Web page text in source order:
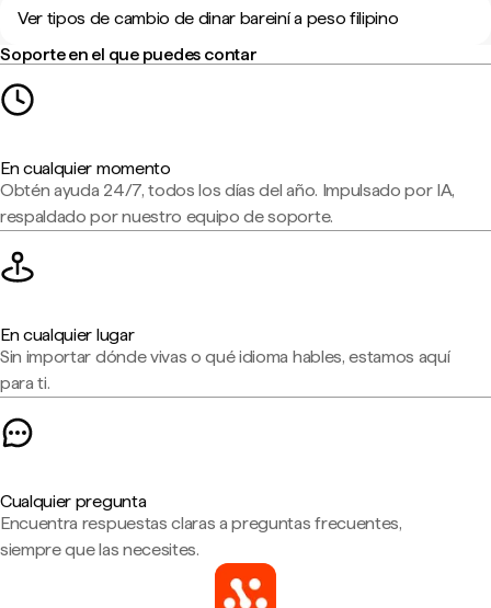
Ver tipos de cambio de dinar bareiní a peso filipino
Soporte en el que puedes contar
En cualquier momento
Obtén ayuda 24/7, todos los días del año. Impulsado por IA,
respaldado por nuestro equipo de soporte.
En cualquier lugar
Sin importar dónde vivas o qué idioma hables, estamos aquí
para ti.
Cualquier pregunta
Encuentra respuestas claras a preguntas frecuentes,
siempre que las necesites.